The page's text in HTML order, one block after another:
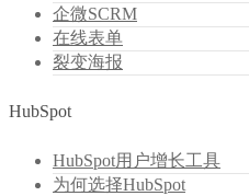
企微SCRM
在线表单
裂变海报
HubSpot
HubSpot用户增长工具
为何选择HubSpot